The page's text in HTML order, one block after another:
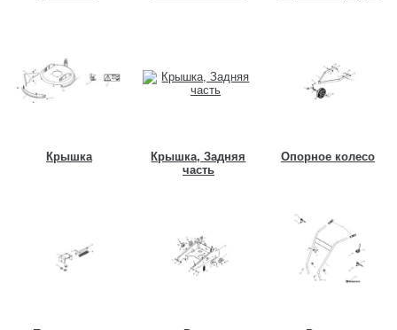
Крышка
Крышка, Задняя
часть
Опорное колесо